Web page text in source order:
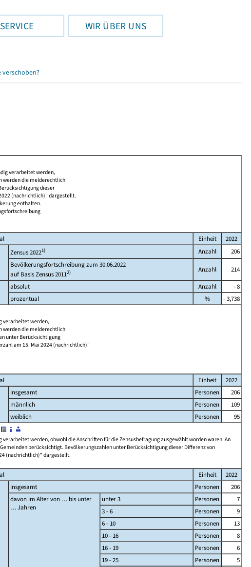
SERVICE WIR ÜBER UNS
verarbeitet werden,
werden die melderechtlich
dieser
(nachrichtlich)" dargestellt.
enthalten.
Einheit
2022
Zensus 20221) Anzahl
206
Bevölkerungsfortschreibung zum 30.06.2022
auf Basis Zensus 20112) Anzahl 214
absolut Anzahl
- 8
prozentual
%
- 3,738
verarbeitet werden,
werden die melderechtlich
unter Berücksichtigung
am 15. Mai 2024 (nachrichtlich)"
Einheit
2022
insgesamt Personen
206
männlich
Personen
109
weiblich
Personen
95
werden, obwohl die Anschriften für die Zensusbefragung ausgewählt worden waren. An
berücksichtigt. Bevölkerungszahlen unter Berücksichtigung dieser Differenz von
(nachrichtlich)" dargestellt.
Einheit
2022
insgesamt Personen
206
davon im Alter von … bis unter
… Jahren
unter 3 Personen
7
3 - 6
Personen
9
6 - 10
Personen
13
10 - 16
Personen
8
16 - 19
Personen
6
19 - 25
Personen
5